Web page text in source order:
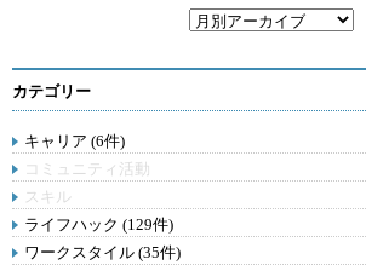
カテゴリー
キャリア (6件)
コミュニティ活動
スキル
ライフハック (129件)
ワークスタイル (35件)